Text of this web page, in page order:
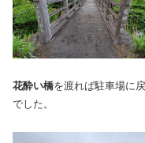
花酔い橋を渡れば駐車場に
でした。